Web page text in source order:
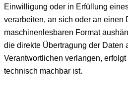
Einwilligung oder in Erfüllung
verarbeiten, an sich oder an einen
maschinenlesbaren Format
die direkte Übertragung der Daten
Verantwortlichen verlangen,
technisch machbar ist.